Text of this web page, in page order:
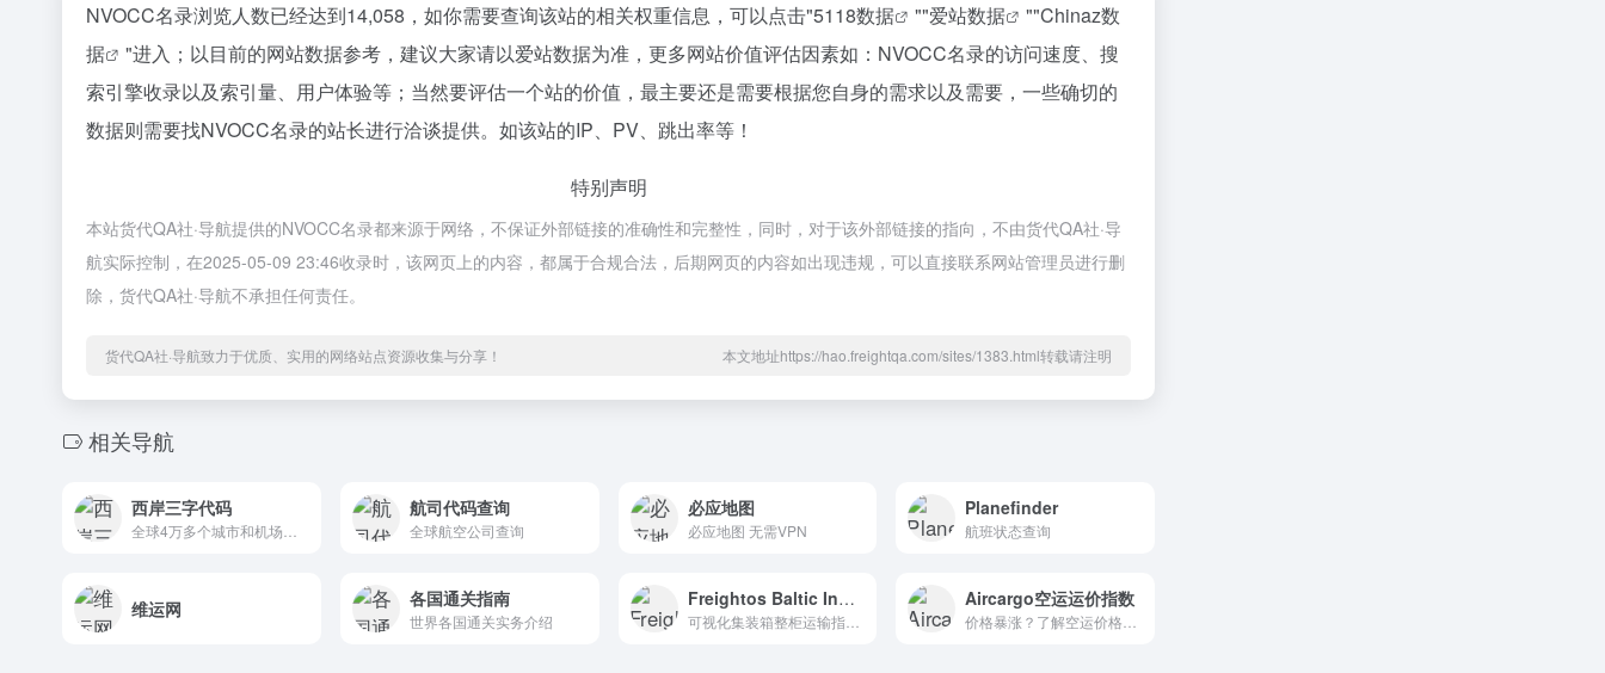
NVOCC名录浏览人数已经达到14,058，如你需要查询该站的相关权重信息，可以点击"5118数据 ""爱站数据 ""Chinaz数
据
"进入；以目前的网站数据参考，建议大家请以爱站数据为准，更多网站价值评估因素如：NVOCC名录的访问速度、搜
索引擎收录以及索引量、用户体验等；当然要评估一个站的价值，最主要还是需要根据您自身的需求以及需要，一些确切的
数据则需要找NVOCC名录的站长进行洽谈提供。如该站的IP、PV、跳出率等！
特别声明
本站货代QA社·导航提供的NVOCC名录都来源于网络，不保证外部链接的准确性和完整性，同时，对于该外部链接的指向，不由货代QA社·导
航实际控制，在2025-05-09 23:46收录时，该网页上的内容，都属于合规合法，后期网页的内容如出现违规，可以直接联系网站管理员进行删
除，货代QA社·导航不承担任何责任。
货代QA社·导航致力于优质、实用的网络站点资源收集与分享！ 本文地址https://hao.freightqa.com/sites/1383.html转载请注明
相关导航
西岸三字代码 航司代码查询
全球航空公司查询
必应地图
必应地图 无需VPN
Planefinder
航班状态查询
维运网 各国通关指南
世界各国通关实务介绍
Freightos Baltic Index ( FBX )
可视化集装箱整柜运输指数，深度数据支撑
Aircargo空运运价指数